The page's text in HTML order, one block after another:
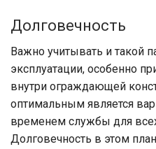
Долговечность
Важно учитывать и такой
эксплуатации, особенно
внутри ограждающей
оптимальным является
временем службы для
Долговечность в этом